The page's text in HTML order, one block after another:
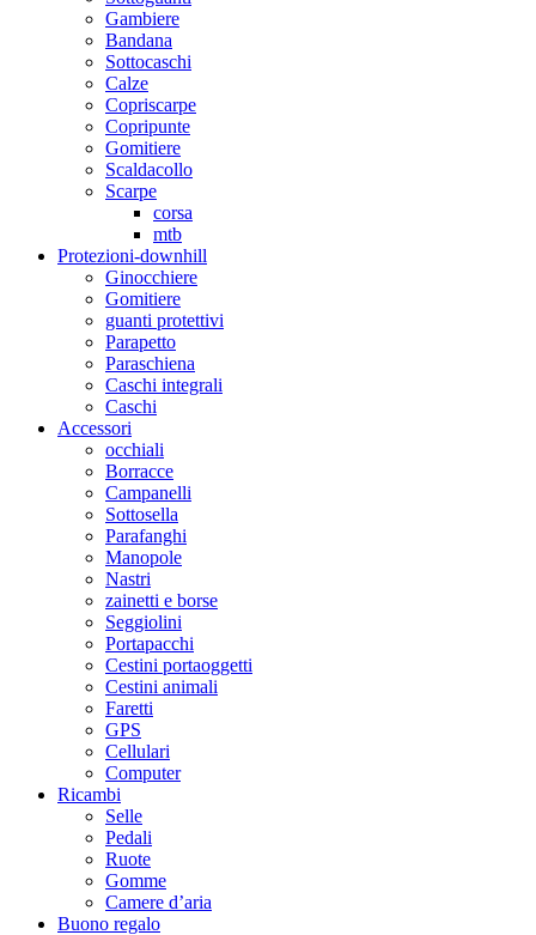
Gambiere
Bandana
Sottocaschi
Calze
Copriscarpe
Copripunte
Gomitiere
Scaldacollo
Scarpe
corsa
mtb
Protezioni-downhill
Ginocchiere
Gomitiere
guanti protettivi
Parapetto
Paraschiena
Caschi integrali
Caschi
Accessori
occhiali
Borracce
Campanelli
Sottosella
Parafanghi
Manopole
Nastri
zainetti e borse
Seggiolini
Portapacchi
Cestini portaoggetti
Cestini animali
Faretti
GPS
Cellulari
Computer
Ricambi
Selle
Pedali
Ruote
Gomme
Camere d’aria
Buono regalo